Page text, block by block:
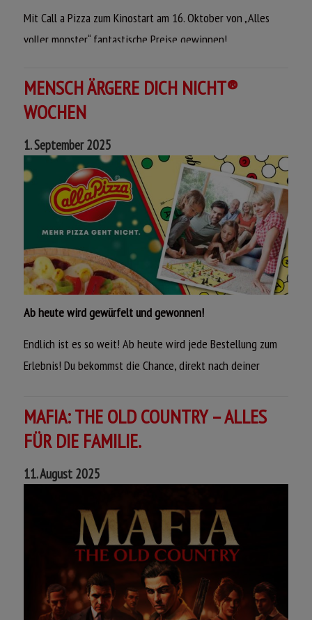
Mit Call a Pizza zum Kinostart am 16. Oktober von „Alles
voller monster“ fantastische Preise gewinnen!
MENSCH ÄRGERE DICH NICHT®
WOCHEN
1. September 2025
Ab heute wird gewürfelt und gewonnen!
Endlich ist es so weit! Ab heute wird jede Bestellung zum
Erlebnis! Du bekommst die Chance, direkt nach deiner
spielen – und dabei coole Überraschungen und große
Preise zu gewinnen!
genieße dein leckeres Essen!
Pizza + Spiel = doppelt Spaß.
Viel Spaß und guten Hunger,
dein Call a Pizza Team
MAFIA: THE OLD COUNTRY – ALLES
FÜR DIE FAMILIE.
11. August 2025